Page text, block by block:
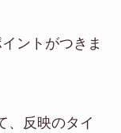
ントがつきま
、反映のタイ